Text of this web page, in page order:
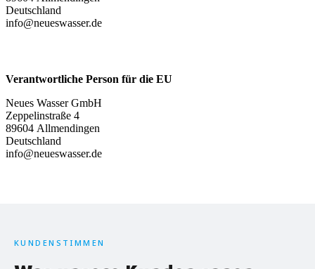
Deutschland
info@neueswasser.de
Verantwortliche Person für die EU
Neues Wasser GmbH
Zeppelinstraße 4
89604 Allmendingen
Deutschland
info@neueswasser.de
KUNDENSTIMMEN